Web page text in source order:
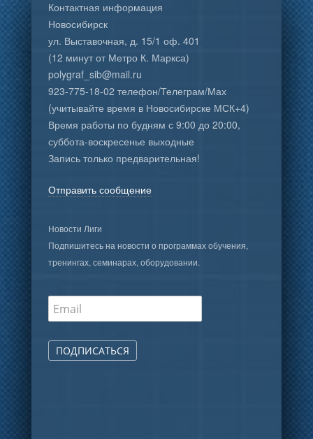
Контактная информация
Новосибирск
ул. Выставочная, д. 15/1 оф. 401
(12 минут от Метро К. Маркса)
polygraf_sib@mail.ru
923-775-18-02 телефон/Телеграм/Мах
(учитывайте время в Новосибирске МСК+4)
Время работы по будням с 9:00 до 20:00,
суббота-воскресенье выходные
Запись только предварительная!
Отправить сообщение
Новости Лиги
Подпишитесь на новости о программах обучения,
тренингах, семинарах, оборудовании.
ПОДПИСАТЬСЯ